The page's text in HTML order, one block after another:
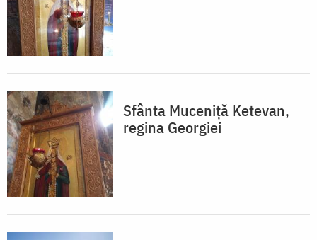
Sfânta Muceniță Ketevan,
regina Georgiei